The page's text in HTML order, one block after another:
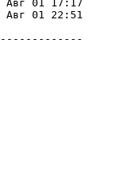
01 17:17
01 22:51